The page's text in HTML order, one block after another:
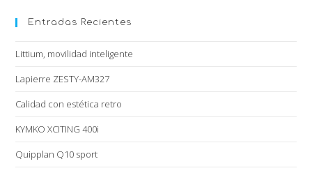
Entradas Recientes
Littium, movilidad inteligente
Lapierre ZESTY-AM327
Calidad con estética retro
KYMKO XCITING 400i
Quipplan Q10 sport